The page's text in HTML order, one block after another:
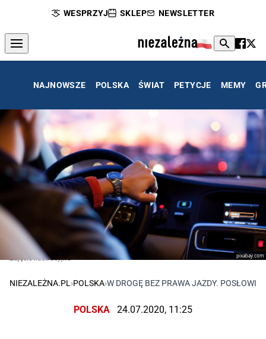
WESPRZYJ SKLEP NEWSLETTER
NAJNOWSZE POLSKA ŚWIAT PETYCJE MEMY
pixabay.com
Zdjęcie ilustracyjne
NIEZALEŻNA.PL›POLSKA›W DROGĘ BEZ PRAWA JAZDY. POSŁOWIE
POLSKA 24.07.2020, 11:25